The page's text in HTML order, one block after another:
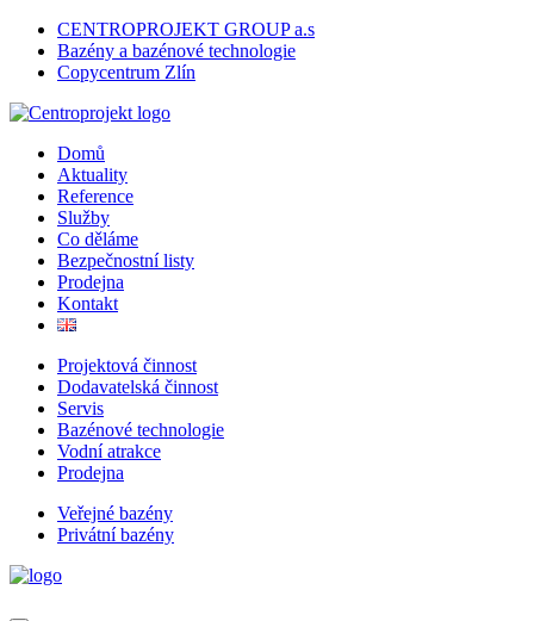
CENTROPROJEKT GROUP a.s
Bazény a bazénové technologie
Copycentrum Zlín
Domů
Aktuality
Reference
Služby
Co děláme
Bezpečnostní listy
Prodejna
Kontakt
Projektová činnost
Dodavatelská činnost
Servis
Bazénové technologie
Vodní atrakce
Prodejna
Veřejné bazény
Privátní bazény